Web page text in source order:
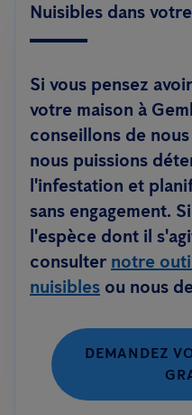
Nuisibles dans
Si vous pensez
votre maison à
conseillons de
nous puissions
l'infestation et
sans engagement.
l'espèce dont il
consulter notre
nuisibles ou nous
DEMANDEZ